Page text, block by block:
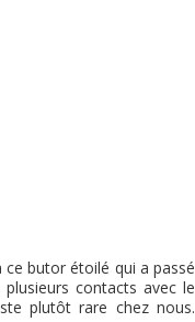
butor étoilé qui a passé
contacts avec le
plutôt rare chez nous.